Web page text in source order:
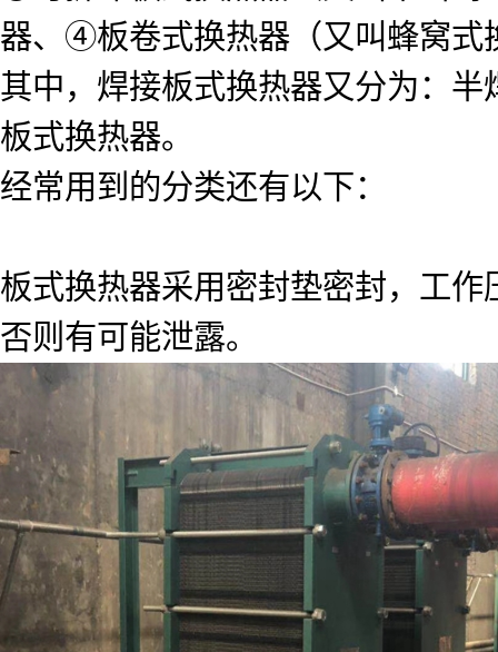
器、④板卷式换热器（又叫蜂窝式
其中，焊接板式换热器又分为：
板式换热器。
经常用到的分类还有以下：
板式换热器采用密封垫密封，工
否则有可能泄露。